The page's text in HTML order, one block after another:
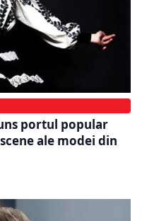
portul popular
ale modei din